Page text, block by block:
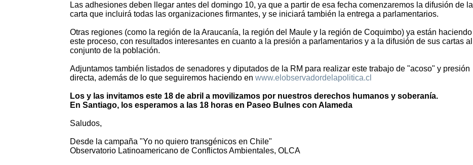
Las adhesiones deben llegar antes del domingo 10, ya que a partir de esa fecha comenzaremos la difusión de la
carta que incluirá todas las organizaciones firmantes, y se iniciará también la entrega a parlamentarios.
Otras regiones (como la región de la Araucanía, la región del Maule y la región de Coquimbo) ya están haciendo
este proceso, con resultados interesantes en cuanto a la presión a parlamentarios y a la difusión de sus cartas al
conjunto de la población.
Adjuntamos también listados de senadores y diputados de la RM para realizar este trabajo de "acoso" y presión
directa, además de lo que seguiremos haciendo en www.elobservadordelapolitica.cl
Los y las invitamos este 18 de abril a movilizamos por nuestros derechos humanos y soberanía.
En Santiago, los esperamos a las 18 horas en Paseo Bulnes con Alameda
Saludos,
Desde la campaña "Yo no quiero transgénicos en Chile"
Observatorio Latinoamericano de Conflictos Ambientales, OLCA